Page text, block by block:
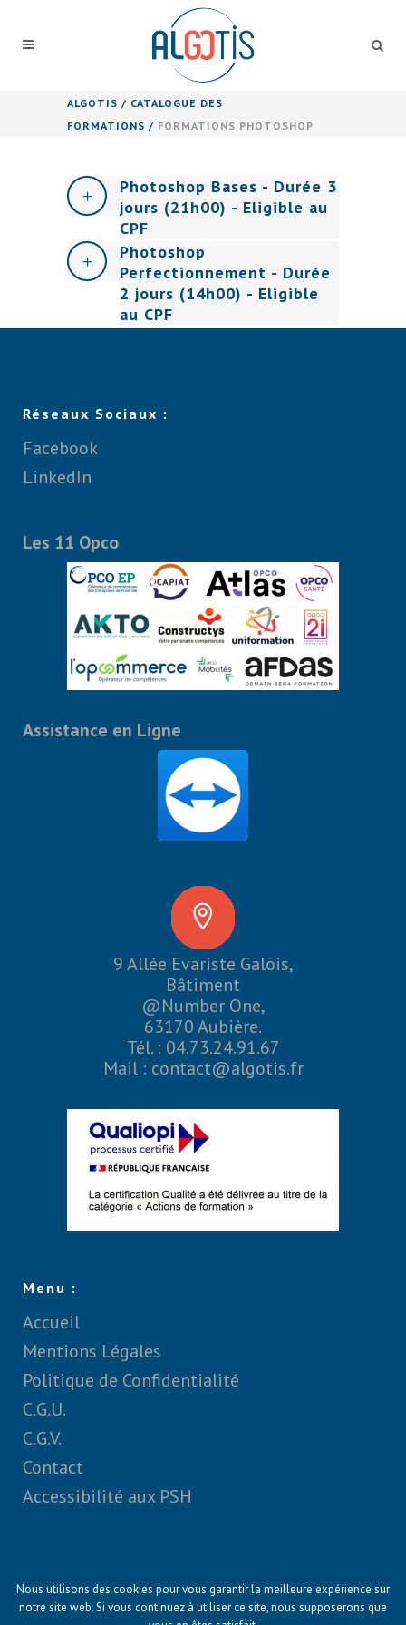
ALGOTIS / CATALOGUE DES
FORMATIONS / FORMATIONS PHOTOSHOP
Photoshop Bases - Durée 3
jours (21h00) - Eligible au
CPF
Photoshop
Perfectionnement - Durée
2 jours (14h00) - Eligible
au CPF
Réseaux Sociaux :
Facebook
LinkedIn
Les 11 Opco
Assistance en Ligne
9 Allée Evariste Galois,
Bâtiment
@Number One,
63170 Aubière.
Tél. : 04.73.24.91.67
Mail : contact@algotis.fr
Menu :
Accueil
Mentions Légales
Politique de Confidentialité
C.G.U.
C.G.V.
Contact
Accessibilité aux PSH
© Copyright Algotis 2024 - Date de mise en ligne :
Nous utilisons des cookies pour vous garantir la meilleure expérience sur
notre site web. Si vous continuez à utiliser ce site, nous supposerons que